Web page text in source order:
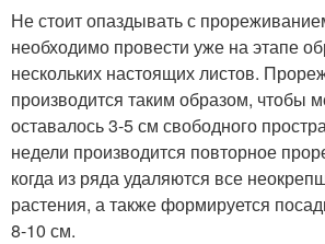
Не стоит опаздывать с
необходимо провести уже на этапе
нескольких настоящих листов.
производится таким образом, чтобы
оставалось 3-5 см свободного
недели производится повторное
когда из ряда удаляются все
растения, а также формируется
8-10 см.